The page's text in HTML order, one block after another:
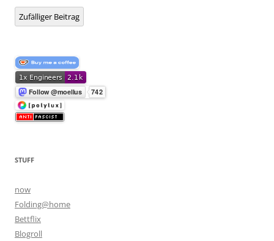
Zufälliger Beitrag
STUFF
now
Folding@home
Bettflix
Blogroll